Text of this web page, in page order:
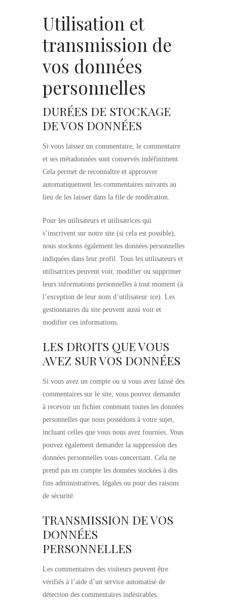
Utilisation et
transmission de
vos données
personnelles
DURÉES DE STOCKAGE
DE VOS DONNÉES
Si vous laissez un commentaire, le commentaire
et ses métadonnées sont conservés indéfiniment.
Cela permet de reconnaître et approuver
automatiquement les commentaires suivants au
lieu de les laisser dans la file de modération.
Pour les utilisateurs et utilisatrices qui
s’inscrivent sur notre site (si cela est possible),
nous stockons également les données personnelles
indiquées dans leur profil. Tous les utilisateurs et
utilisatrices peuvent voir, modifier ou supprimer
leurs informations personnelles à tout moment (à
l’exception de leur nom d’utilisateur·ice). Les
gestionnaires du site peuvent aussi voir et
modifier ces informations.
LES DROITS QUE VOUS
AVEZ SUR VOS DONNÉES
Si vous avez un compte ou si vous avez laissé des
commentaires sur le site, vous pouvez demander
à recevoir un fichier contenant toutes les données
personnelles que nous possédons à votre sujet,
incluant celles que vous nous avez fournies. Vous
pouvez également demander la suppression des
données personnelles vous concernant. Cela ne
prend pas en compte les données stockées à des
fins administratives, légales ou pour des raisons
de sécurité.
TRANSMISSION DE VOS
DONNÉES
PERSONNELLES
Les commentaires des visiteurs peuvent être
vérifiés à l’aide d’un service automatisé de
détection des commentaires indésirables.